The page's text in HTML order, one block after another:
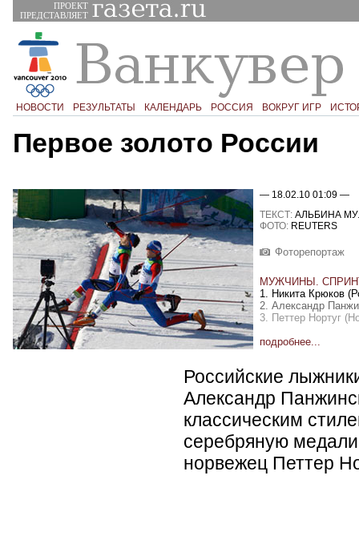
ПРОЕКТ
ПРЕДСТАВЛЯЕТ
НОВОСТИ РЕЗУЛЬТАТЫ КАЛЕНДАРЬ РОССИЯ ВОКРУГ ИГР
Первое золото России
— 18.02.10 01:09 —
ТЕКСТ: АЛЬБИНА
ФОТО: REUTERS
Фоторепортаж
МУЖЧИНЫ.
1. Никита Крюков
2. Александр
3. Петтер Нортуг
подробнее...
Российские
Александр
классическим
серебряную
норвежец Петтер